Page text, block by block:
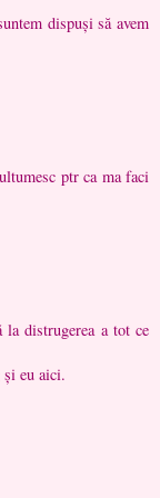
dispuși să avem
ptr ca ma faci
distrugerea a tot ce
și eu aici.